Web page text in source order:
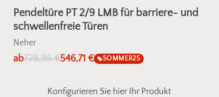
Pendeltüre PT 2/9 LMB für barriere- und
schwellenfreie Türen
Neher
ab728,95€546,71 € SOMMER25
Konfigurieren Sie hier Ihr Produkt